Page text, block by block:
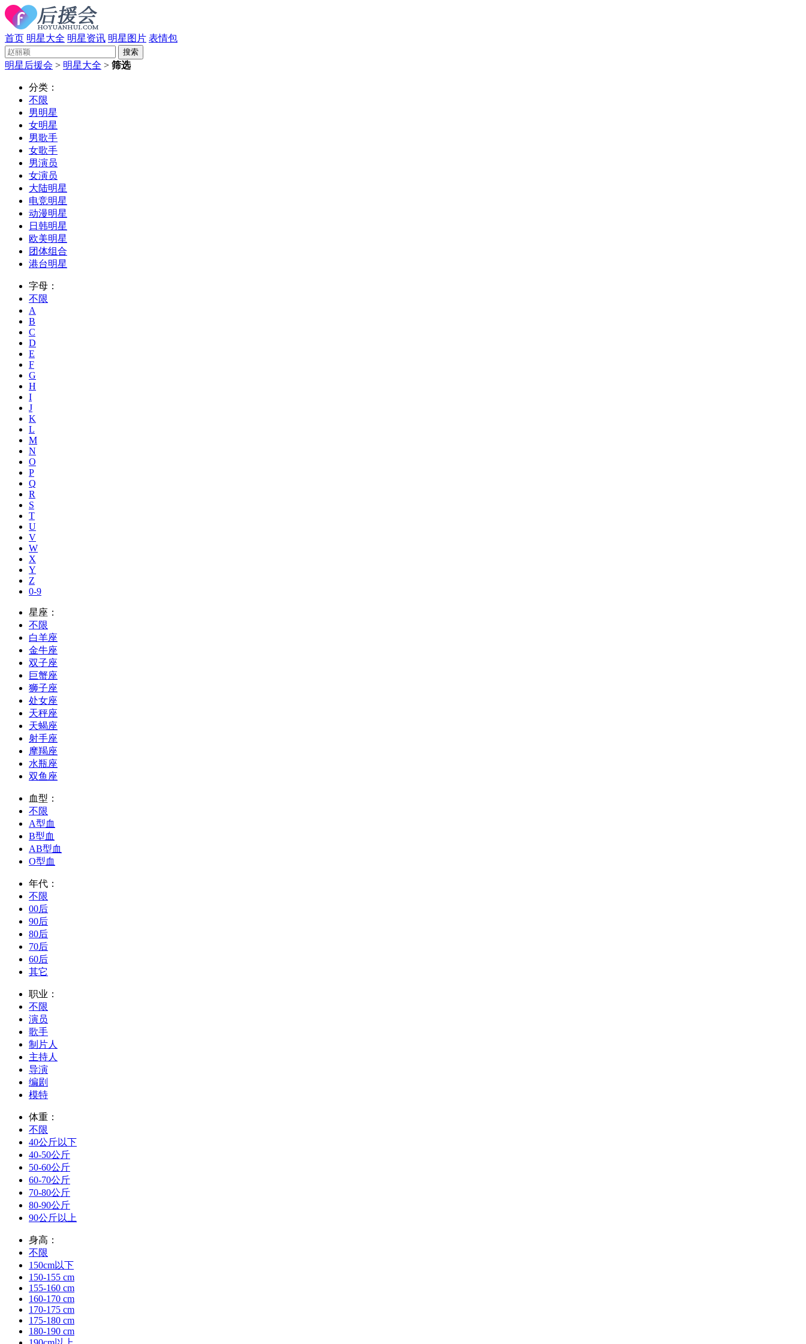
首页 明星大全 明星资讯 明星图片 表情包
明星后援会 > 明星大全 > 筛选
分类：
不限
男明星
女明星
男歌手
女歌手
男演员
女演员
大陆明星
电竞明星
动漫明星
日韩明星
欧美明星
团体组合
港台明星
字母：
不限
A
B
C
D
E
F
G
H
I
J
K
L
M
N
O
P
Q
R
S
T
U
V
W
X
Y
Z
0-9
星座：
不限
白羊座
金牛座
双子座
巨蟹座
狮子座
处女座
天秤座
天蝎座
射手座
摩羯座
水瓶座
双鱼座
血型：
不限
A型血
B型血
AB型血
O型血
年代：
不限
00后
90后
80后
70后
60后
其它
职业：
不限
演员
歌手
制片人
主持人
导演
编剧
模特
体重：
不限
40公斤以下
40-50公斤
50-60公斤
60-70公斤
70-80公斤
80-90公斤
90公斤以上
身高：
不限
150cm以下
150-155 cm
155-160 cm
160-170 cm
170-175 cm
175-180 cm
180-190 cm